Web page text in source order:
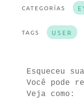
CATEGORÍAS
TAGS USER
Esqueceu
Você pode
Veja como: